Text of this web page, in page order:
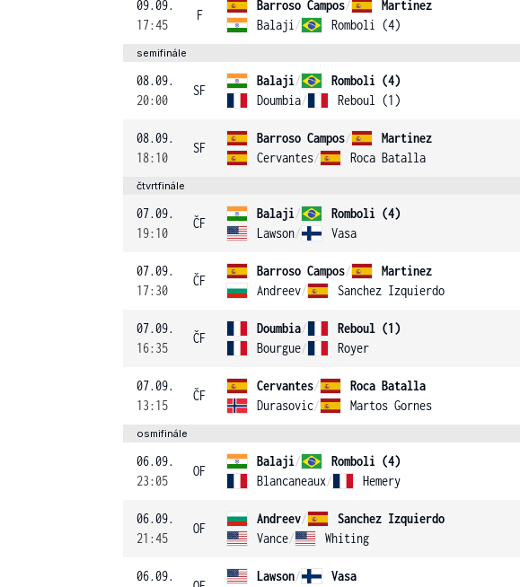
09.09.
17:45
F
Barroso Campos/
Martinez
Balaji / Romboli (4)
semifinále
08.09.
20:00
SF
Balaji/
Romboli (4)
Doumbia/ Reboul (1)
08.09.
18:10
SF
Barroso Campos/
Martinez
Cervantes/ Roca Batalla
čtvrtfinále
07.09.
19:10
ČF
Balaji/
Romboli (4)
Lawson/ Vasa
07.09.
17:30
ČF
Barroso Campos/
Martinez
Andreev/ Sanchez Izquierdo
07.09.
16:35
ČF
Doumbia/
Reboul (1)
Bourgue/ Royer
07.09.
13:15
ČF
Cervantes/
Roca Batalla
Durasovic/ Martos Gornes
osmifinále
06.09.
23:05
OF
Balaji/
Romboli (4)
Blancaneaux/ Hemery
06.09.
21:45
OF
Andreev/
Sanchez Izquierdo
Vance/ Whiting
06.09.
Lawson/
Vasa